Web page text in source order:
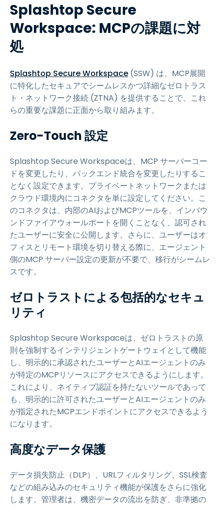
Splashtop Secure
Workspace: MCPの課題に対
処
Splashtop Secure Workspace (SSW) は、MCP展開
に特化したセキュアでシームレスかつ詳細なゼロトラス
ト・ネットワーク接続 (ZTNA) を提供することで、これ
らの重要な課題に正面から取り組みます。
Zero-Touch 設定
Splashtop Secure Workspaceは、MCP サーバーコー
ドを変更したり、バックエンド統合を変更したりするこ
となく設定できます。プライベートネットワークまたは
クラウド環境内にコネクタを単に設定してください。こ
のコネクタは、内部のAIおよびMCPツールを、インバウ
ンドファイアウォールポートを開くことなく、認可され
たユーザーに安全に公開します。さらに、ユーザーはオ
フィスとリモート環境を切り替える際に、エージェント
側のMCP サーバー設定の更新が不要で、移行がシームレ
スです。
ゼロトラストによる包括的なセキュ
リティ
Splashtop Secure Workspaceは、ゼロトラストの原
則を強制するインテリジェントゲートウェイとして機能
し、明示的に承認されたユーザーとAIエージェントのみ
が特定のMCPリソースにアクセスできるようにします。
これにより、ネイティブ認証を持たないツールであって
も、明示的に許可されたユーザーとAIエージェントのみ
が指定されたMCPエンドポイントにアクセスできるよう
になります。
高度なデータ保護
データ損失防止（DLP）、URLフィルタリング、SSL検査
などの組み込みのセキュリティ機能が保護をさらに強化
します。管理者は、機密データの流出を防ぎ、非準拠の